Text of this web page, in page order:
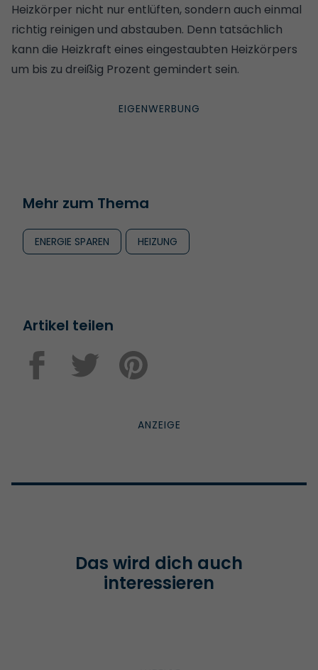
Heizkörper nicht nur entlüften, sondern auch einmal
richtig reinigen und abstauben. Denn tatsächlich
kann die Heizkraft eines eingestaubten Heizkörpers
um bis zu dreißig Prozent gemindert sein.
Mehr zum Thema
ENERGIE SPAREN HEIZUNG
Artikel teilen
Das wird dich auch
interessieren